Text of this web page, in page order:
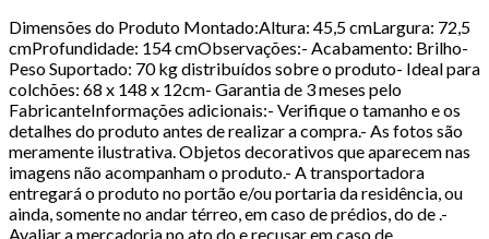
Dimensões do Produto Montado:Altura: 45,5 cmLargura: 72,5
cmProfundidade: 154 cmObservações:- Acabamento: Brilho-
Peso Suportado: 70 kg distribuídos sobre o produto- Ideal para
colchões: 68 x 148 x 12cm- Garantia de 3 meses pelo
FabricanteInformações adicionais:- Verifique o tamanho e os
detalhes do produto antes de realizar a compra.- As fotos são
meramente ilustrativa. Objetos decorativos que aparecem nas
imagens não acompanham o produto.- A transportadora
entregará o produto no portão e/ou portaria da residência, ou
ainda, somente no andar térreo, em caso de prédios, do de .-
Avaliar a mercadoria no ato do e recusar em caso de